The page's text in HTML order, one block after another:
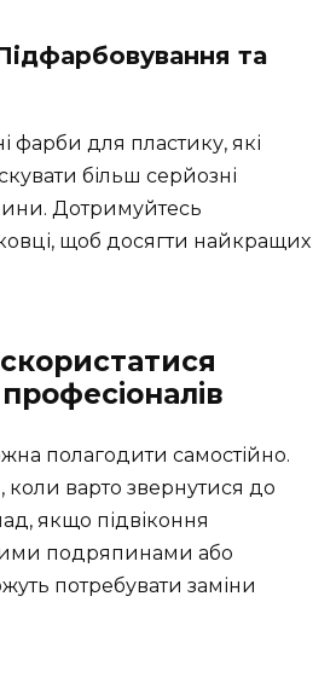
та
фарби для пластику, які
більш серйозні
Дотримуйтесь
щоб досягти найкращих
полагодити самостійно.
варто звернутися до
якщо підвіконня
подряпинами або
потребувати заміни